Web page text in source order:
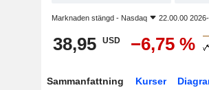
Marknaden stängd - Nasdaq 22.00.00
38,95 USD −6,75 %
Sammanfattning Kurser